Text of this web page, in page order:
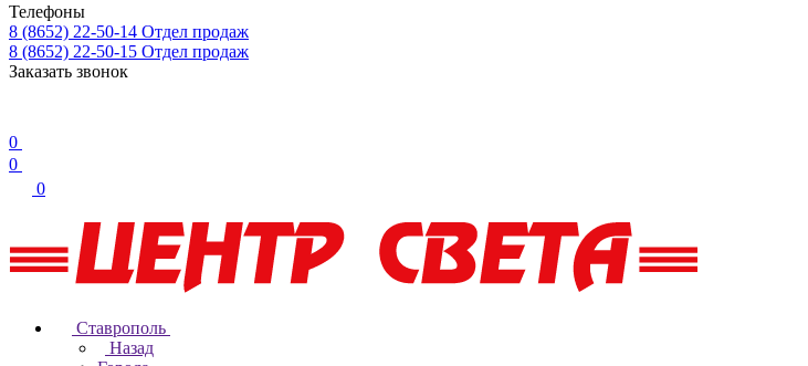
Телефоны
8 (8652) 22-50-14 Отдел продаж
8 (8652) 22-50-15 Отдел продаж
Заказать звонок
0
0
0
Ставрополь
Назад